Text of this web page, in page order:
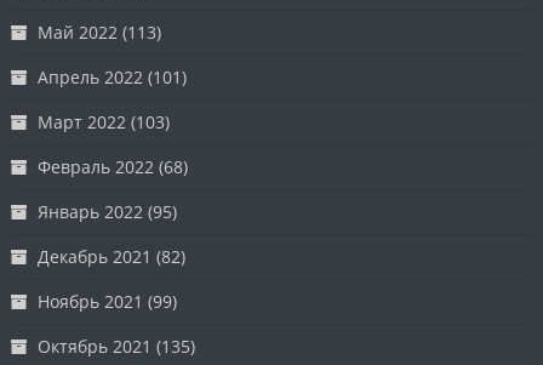
Май 2022 (113)
Апрель 2022 (101)
Март 2022 (103)
Февраль 2022 (68)
Январь 2022 (95)
Декабрь 2021 (82)
Ноябрь 2021 (99)
Октябрь 2021 (135)